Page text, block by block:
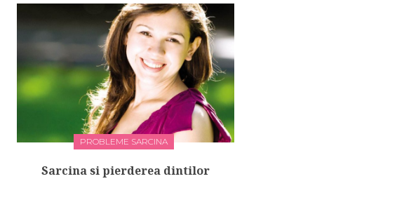
PROBLEME SARCINA
Sarcina si pierderea dintilor